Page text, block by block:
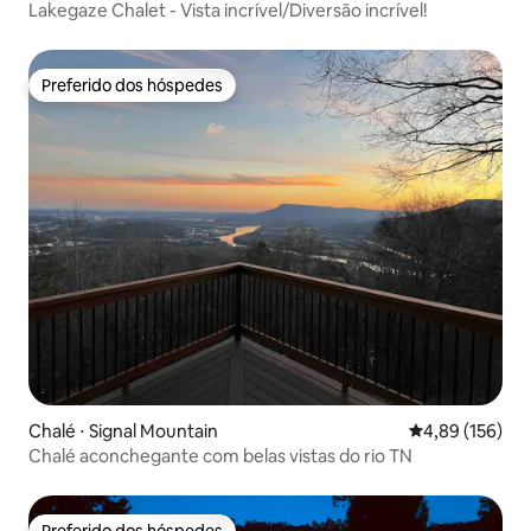
Lakegaze Chalet - Vista incrível/Diversão incrível!
Preferido dos hóspedes
Preferido dos hóspedes
Chalé ⋅ Signal Mountain 4,89 de uma
4,89 (156)
Chalé aconchegante com belas vistas do rio TN